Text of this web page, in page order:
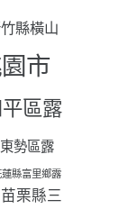
縣橫山
市
區露
勢區露
蓮縣富里鄉露
苗栗縣三